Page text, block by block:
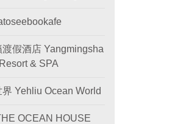
渡假酒店 Yangmingsha
& SPA
Yehliu Ocean World
OCEAN HOUSE